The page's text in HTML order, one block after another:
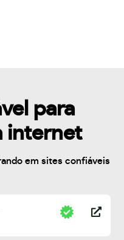
para
internet
em sites confiáveis